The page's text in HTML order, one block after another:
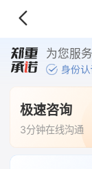
为您服
极速咨询
3分钟在线沟通